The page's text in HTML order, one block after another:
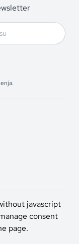
javascript
consent
page.